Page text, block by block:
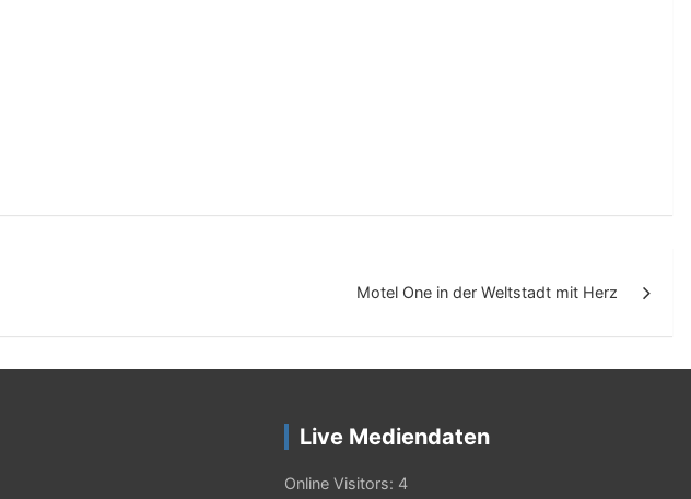
Motel One in der Weltstadt mit Herz
Live Mediendaten
Online Visitors: 4